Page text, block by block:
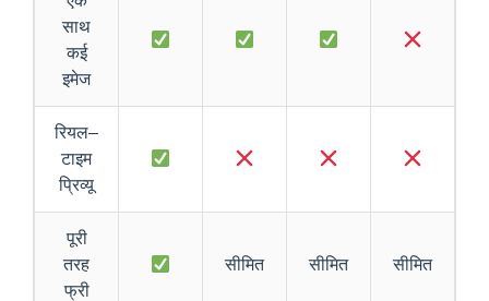
साथ
कई
इमेज
रियल–
टाइम
प्रिव्यू
पूरी
तरह
फ्री
सीमित सीमित सीमित